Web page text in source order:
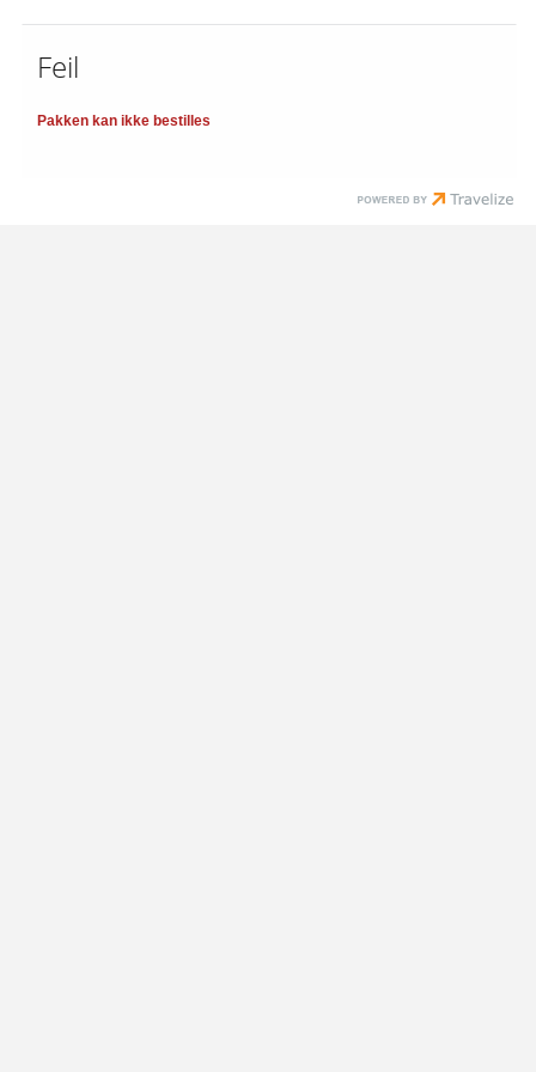
Feil
Pakken kan ikke bestilles